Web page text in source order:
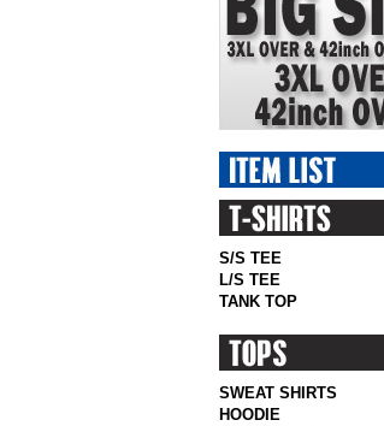
S/S TEE
L/S TEE
TANK TOP
SWEAT SHIRTS
HOODIE